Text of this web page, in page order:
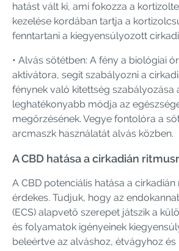
hatást vált ki, ami fokozza a
kezelése kordában tartja a
fenntartani a kiegyensúlyozott
• Alvás sötétben: A fény a biológiai
aktivátora, segít szabályozni a
fénynek való kitettség szabályozása
leghatékonyabb módja az
megőrzésének. Vegye fontolóra a
arcmaszk használatát alvás közben.
A CBD hatása a cirkadián
A CBD potenciális hatása a
érdekes. Tudjuk, hogy az
(ECS) alapvető szerepet játszik a
és folyamatok igényeinek
beleértve az alváshoz, étvágyhoz